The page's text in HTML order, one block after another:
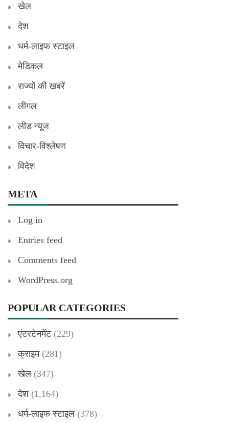
खेल
देश
धर्म-लाइफ स्टाइल
मेडिकल
राज्यों की खबरें
लीगल
लीड न्यूज
विचार-विश्लेषण
विदेश
META
Log in
Entries feed
Comments feed
WordPress.org
POPULAR CATEGORIES
एंटरटेनमेंट(229)
क्राइम(281)
खेल (347)
देश (1,164)
धर्म-लाइफ स्टाइल (378)